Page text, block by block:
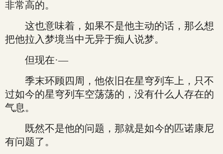
非常高的。
这也意味着，如果不是他主动的话，那么想
把他拉入梦境当中无异于痴人说梦。
但现在·—
季末环顾四周，他依旧在星穹列车上，只不
过如今的星穹列车空荡荡的，没有什么人存在的
气息。
既然不是他的问题，那就是如今的匹诺康尼
有问题了。